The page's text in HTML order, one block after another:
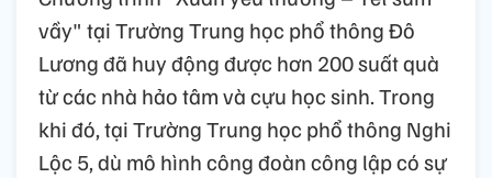
vầy" tại Trường Trung học phổ thông Đô
Lương đã huy động được hơn 200 suất quà
từ các nhà hảo tâm và cựu học sinh. Trong
khi đó, tại Trường Trung học phổ thông Nghi
Lộc 5, dù mô hình công đoàn công lập có sự